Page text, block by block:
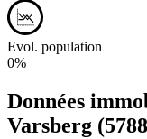
Evol. population
0%
Données
Varsberg